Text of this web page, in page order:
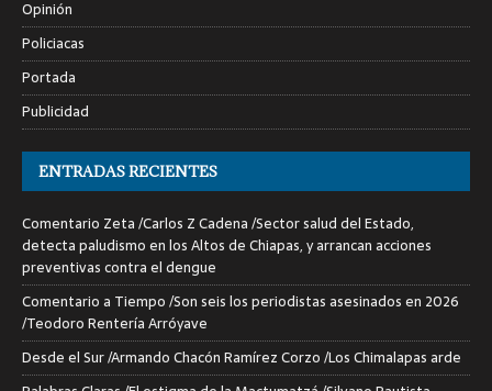
Opinión
Policiacas
Portada
Publicidad
ENTRADAS RECIENTES
Comentario Zeta /Carlos Z Cadena /Sector salud del Estado,
detecta paludismo en los Altos de Chiapas, y arrancan acciones
preventivas contra el dengue
Comentario a Tiempo /Son seis los periodistas asesinados en 2026
/Teodoro Rentería Arróyave
Desde el Sur /Armando Chacón Ramírez Corzo /Los Chimalapas arde